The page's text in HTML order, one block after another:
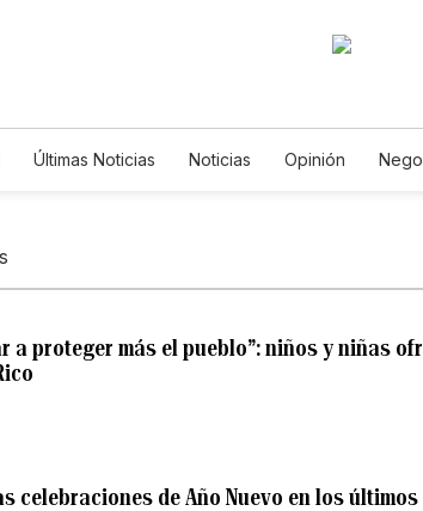
Últimas Noticias Noticias Opinión
a proteger más el pueblo”: niños y niñas
celebraciones de Año Nuevo en los